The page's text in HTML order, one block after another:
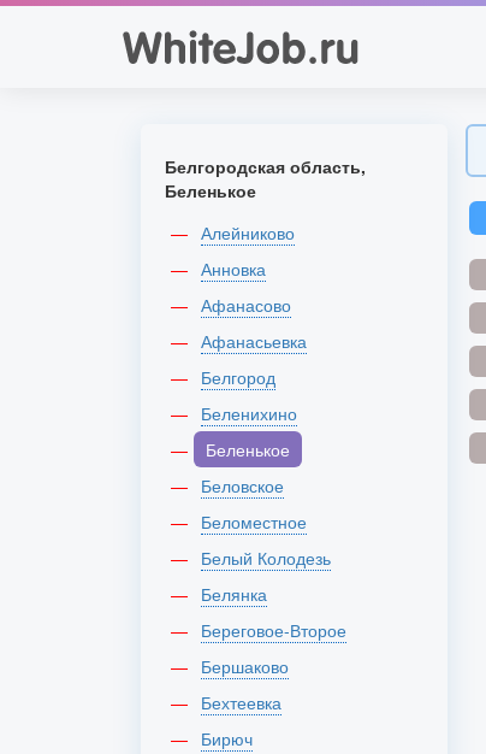
Белгородская область,
Беленькое
Алейниково
Анновка
Афанасово
Афанасьевка
Белгород
Беленихино
Беленькое
Беловское
Беломестное
Белый Колодезь
Белянка
Береговое-Второе
Бершаково
Бехтеевка
Бирюч